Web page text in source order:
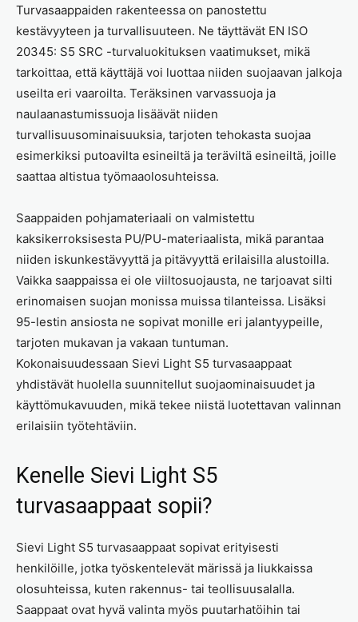
Turvasaappaiden rakenteessa on panostettu
kestävyyteen ja turvallisuuteen. Ne täyttävät EN ISO
20345: S5 SRC -turvaluokituksen vaatimukset, mikä
tarkoittaa, että käyttäjä voi luottaa niiden suojaavan jalkoja
useilta eri vaaroilta. Teräksinen varvassuoja ja
naulaanastumissuoja lisäävät niiden
turvallisuusominaisuuksia, tarjoten tehokasta suojaa
esimerkiksi putoavilta esineiltä ja teräviltä esineiltä, joille
saattaa altistua työmaaolosuhteissa.
Saappaiden pohjamateriaali on valmistettu
kaksikerroksisesta PU/PU-materiaalista, mikä parantaa
niiden iskunkestävyyttä ja pitävyyttä erilaisilla alustoilla.
Vaikka saappaissa ei ole viiltosuojausta, ne tarjoavat silti
erinomaisen suojan monissa muissa tilanteissa. Lisäksi
95-lestin ansiosta ne sopivat monille eri jalantyypeille,
tarjoten mukavan ja vakaan tuntuman.
Kokonaisuudessaan Sievi Light S5 turvasaappaat
yhdistävät huolella suunnitellut suojaominaisuudet ja
käyttömukavuuden, mikä tekee niistä luotettavan valinnan
erilaisiin työtehtäviin.
Kenelle Sievi Light S5
turvasaappaat sopii?
Sievi Light S5 turvasaappaat sopivat erityisesti
henkilöille, jotka työskentelevät märissä ja liukkaissa
olosuhteissa, kuten rakennus- tai teollisuusalalla.
Saappaat ovat hyvä valinta myös puutarhatöihin tai